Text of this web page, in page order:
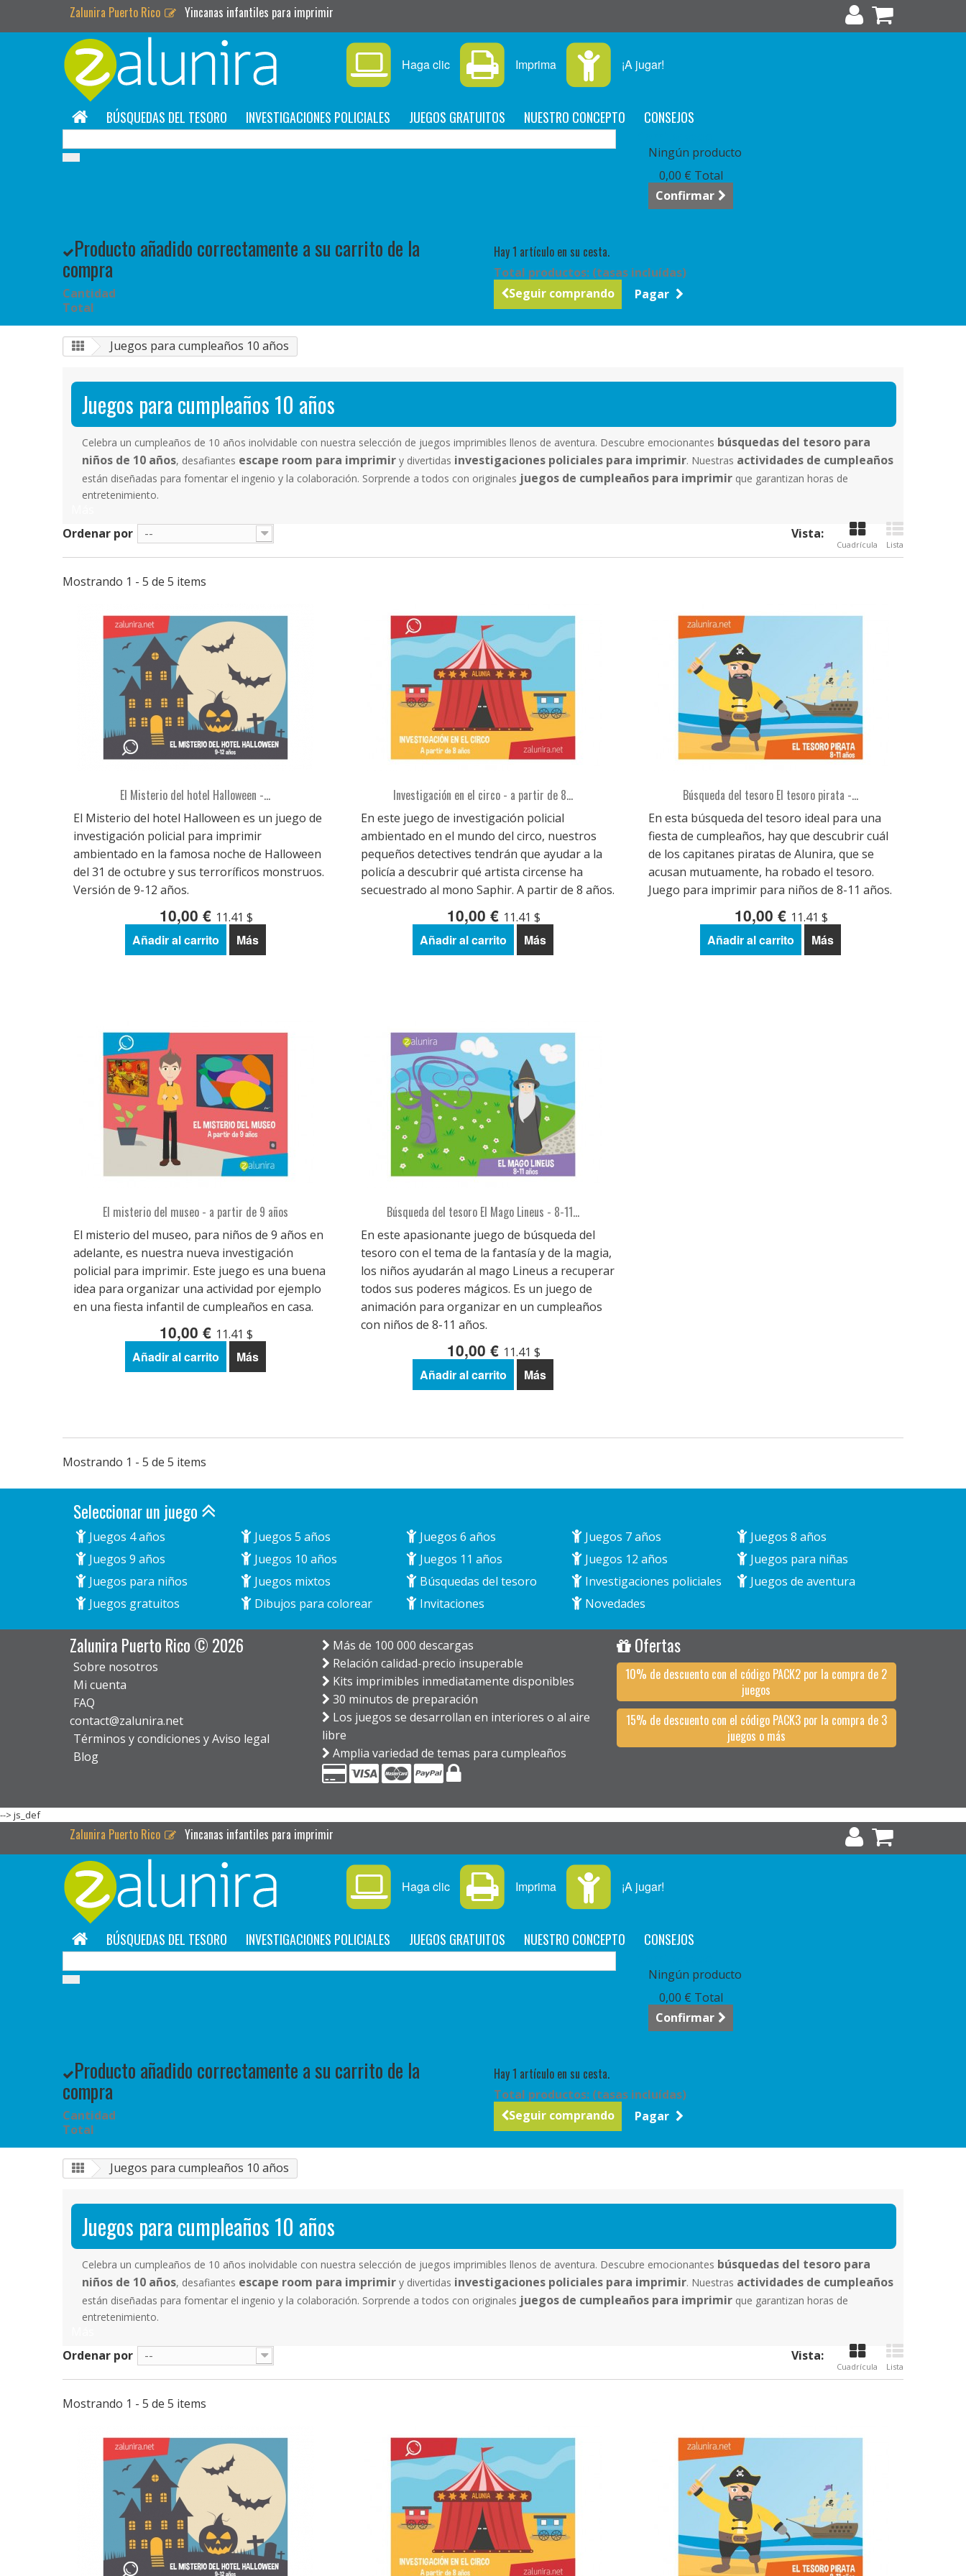
Zalunira Puerto Rico Yincanas infantiles para imprimir
Haga clic Imprima ¡A jugar!
BÚSQUEDAS DEL TESORO INVESTIGACIONES POLICIALES JUEGOS GRATUITOS NUESTRO CONCEPTO CONSEJOS
Ningún producto
0,00 € Total
Confirmar
Producto añadido correctamente a su carrito de la
compra
Cantidad
Total
Hay 1 artículo en su cesta.
Total productos: (tasas incluídas)
Seguir comprando
Pagar
Juegos para cumpleaños 10 años
Juegos para cumpleaños 10 años
Celebra un cumpleaños de 10 años inolvidable con nuestra selección de juegos imprimibles llenos de aventura. Descubre emocionantes búsquedas del tesoro para
niños de 10 años, desafiantes escape room para imprimir y divertidas investigaciones policiales para imprimir. Nuestras actividades de cumpleaños
están diseñadas para fomentar el ingenio y la colaboración. Sorprende a todos con originales juegos de cumpleaños para imprimir que garantizan horas de
entretenimiento.
Vista:
Cuadrícula Lista
Ordenar por --
Mostrando 1 - 5 de 5 items
El Misterio del hotel Halloween -...
El Misterio del hotel Halloween es un juego de
investigación policial para imprimir
ambientado en la famosa noche de Halloween
del 31 de octubre y sus terroríficos monstruos.
Versión de 9-12 años.
10,00 € 11.41 $
Añadir al carrito Más
Investigación en el circo - a partir de 8...
En este juego de investigación policial
ambientado en el mundo del circo, nuestros
pequeños detectives tendrán que ayudar a la
policía a descubrir qué artista circense ha
secuestrado al mono Saphir. A partir de 8 años.
10,00 € 11.41 $
Añadir al carrito Más
Búsqueda del tesoro El tesoro pirata -...
En esta búsqueda del tesoro ideal para una
fiesta de cumpleaños, hay que descubrir cuál
de los capitanes piratas de Alunira, que se
acusan mutuamente, ha robado el tesoro.
Juego para imprimir para niños de 8-11 años.
10,00 € 11.41 $
Añadir al carrito Más
El misterio del museo - a partir de 9 años
El misterio del museo, para niños de 9 años en
adelante, es nuestra nueva investigación
policial para imprimir. Este juego es una buena
idea para organizar una actividad por ejemplo
en una fiesta infantil de cumpleaños en casa.
10,00 € 11.41 $
Añadir al carrito Más
Búsqueda del tesoro El Mago Lineus - 8-11...
En este apasionante juego de búsqueda del
tesoro con el tema de la fantasía y de la magia,
los niños ayudarán al mago Lineus a recuperar
todos sus poderes mágicos. Es un juego de
animación para organizar en un cumpleaños
con niños de 8-11 años.
10,00 € 11.41 $
Añadir al carrito Más
Mostrando 1 - 5 de 5 items
Seleccionar un juego
Juegos 4 años Juegos 5 años Juegos 6 años Juegos 7 años
Juegos 8 años
Juegos 9 años
Juegos 10 años Juegos 11 años Juegos 12 años
Juegos para niñas
Juegos para niños
Juegos mixtos Búsquedas del tesoro Investigaciones policiales
Juegos de aventura
Juegos gratuitos
Dibujos para colorear Invitaciones Novedades
Zalunira Puerto Rico © 2026
Sobre nosotros
Mi cuenta
FAQ
contact@zalunira.net
Términos y condiciones y Aviso legal
Blog
Más de 100 000 descargas
Relación calidad-precio insuperable
Kits imprimibles inmediatamente disponibles
30 minutos de preparación
Los juegos se desarrollan en interiores o al aire
libre
Amplia variedad de temas para cumpleaños
Ofertas
10% de descuento con el código PACK2 por la compra de 2
juegos
15% de descuento con el código PACK3 por la compra de 3
juegos o más
--> js_def
Zalunira Puerto Rico Yincanas infantiles para imprimir
Haga clic Imprima ¡A jugar!
BÚSQUEDAS DEL TESORO INVESTIGACIONES POLICIALES JUEGOS GRATUITOS NUESTRO CONCEPTO CONSEJOS
Ningún producto
0,00 € Total
Confirmar
Producto añadido correctamente a su carrito de la
compra
Cantidad
Total
Hay 1 artículo en su cesta.
Total productos: (tasas incluídas)
Seguir comprando
Pagar
Juegos para cumpleaños 10 años
Juegos para cumpleaños 10 años
Celebra un cumpleaños de 10 años inolvidable con nuestra selección de juegos imprimibles llenos de aventura. Descubre emocionantes búsquedas del tesoro para
niños de 10 años, desafiantes escape room para imprimir y divertidas investigaciones policiales para imprimir. Nuestras actividades de cumpleaños
están diseñadas para fomentar el ingenio y la colaboración. Sorprende a todos con originales juegos de cumpleaños para imprimir que garantizan horas de
entretenimiento.
Vista:
Cuadrícula Lista
Ordenar por --
Mostrando 1 - 5 de 5 items